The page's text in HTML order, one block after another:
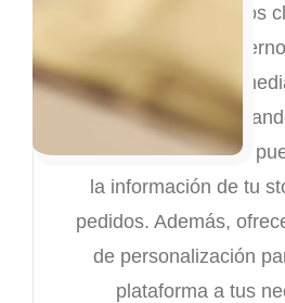
los datos de nuestros
eso que
un acceso seguro
contraseña,
tu equipo autorizado
la información de tu
pedidos. Además,
de personalización
plataforma a tus